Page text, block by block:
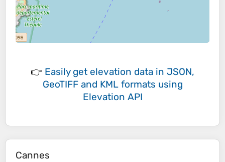
👉 Easily get elevation data in JSON,
GeoTIFF and KML formats using
Elevation API
Cannes